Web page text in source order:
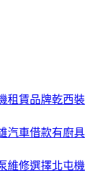
租賃品牌乾西裝
汽車借款有廚具
維修選擇北屯機